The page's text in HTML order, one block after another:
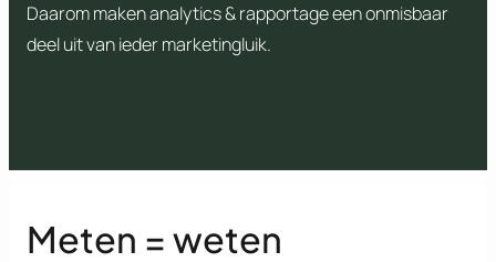
Daarom maken analytics & rapportage een onmisbaar
deel uit van ieder marketingluik.
Meten = weten